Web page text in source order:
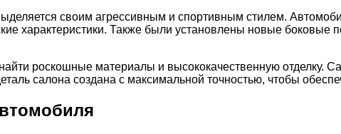
своим агрессивным и спортивным стилем.
характеристики. Также были установлены новые
роскошные материалы и высококачественную
салона создана с максимальной точностью, чтобы